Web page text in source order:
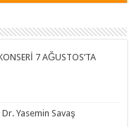
7 AĞUSTOS’TA
Yasemin Savaş